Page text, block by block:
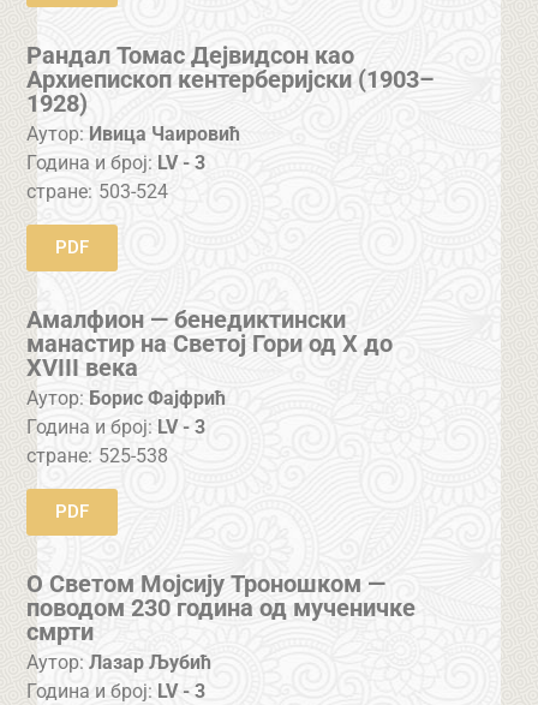
Рандал Томас Дејвидсон као
Архиепископ кентерберијски (1903–
1928)
Аутор: Ивица Чаировић
Година и број: LV - 3
стране: 503-524
PDF
Амалфион — бенедиктински
манастир на Светој Гори од X до
XVIII века
Аутор: Борис Фајфрић
Година и број: LV - 3
стране: 525-538
PDF
О Светом Мојсију Троношком —
поводом 230 година од мученичке
смрти
Аутор: Лазар Љубић
Година и број: LV - 3